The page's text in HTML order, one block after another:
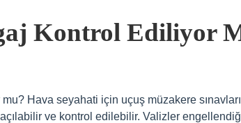
Kontrol Ediliyor
Hava seyahati için uçuş müzakere
ve kontrol edilebilir. Valizler